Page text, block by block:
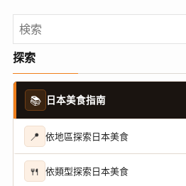
探索
📚 日本美食指南
📍 依地區探索日本美食
🍴 依類型探索日本美食